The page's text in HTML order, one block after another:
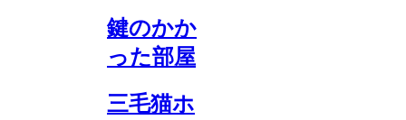
鍵のかか
った部屋
三毛猫ホ